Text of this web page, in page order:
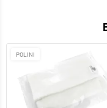
POLINI